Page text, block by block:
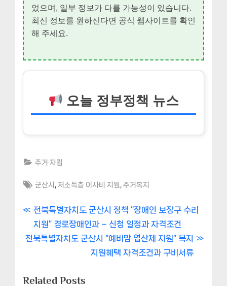
었으며, 일부 정보가 다를 가능성이 있습니다.
최신 정보를 원하신다면 공식 웹사이트를 확인
해 주세요.
오늘 정부정책 뉴스
주거·자립
Tags:
군산시 저소득층 이사비 지원 ,주거복지
글
내
게
P
r
e
o
전북특별자치도 군산시 정책 “장애인 보장구 수리
지원” 경로장애인과 – 신청 일정과 자격조건
N
t
전북특별자치도 군산시 “예비맘 엽산제 지원” 복지
지원혜택 자격조건과 구비서류
Related Posts